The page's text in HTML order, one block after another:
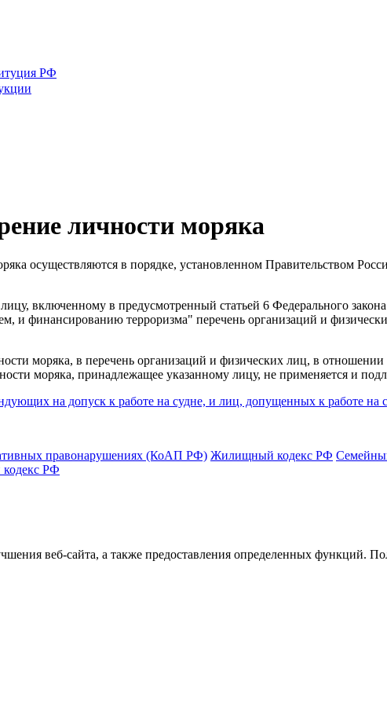
РФ
личности моряка
осуществляются в порядке, установленном Правительством
включенному в предусмотренный статьей 6 Федерального
и финансированию терроризма" перечень организаций и
моряка, в перечень организаций и физических лиц, в
моряка, принадлежащее указанному лицу, не применяется и
на допуск к работе на судне, и лиц, допущенных к работе на
правонарушениях (КоАП РФ) Жилищный кодекс РФ
кодекс РФ
веб-сайта, а также предоставления определенных функций.